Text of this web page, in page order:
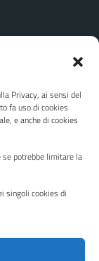
Privacy, ai sensi del
fa uso di cookies
e anche di cookies
se potrebbe limitare la
singoli cookies di